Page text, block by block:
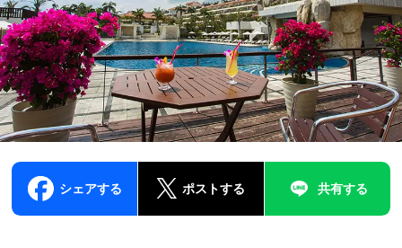
シェアする ポストする 共有する